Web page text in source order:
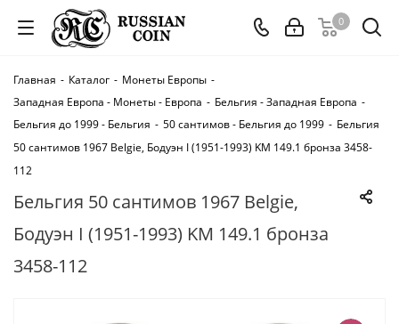
0
Главная - Каталог - Монеты Европы -
Западная Европа - Монеты - Европа - Бельгия - Западная Европа -
Бельгия до 1999 - Бельгия - 50 сантимов - Бельгия до 1999 - Бельгия
50 сантимов 1967 Belgie, Бодуэн I (1951-1993) KM 149.1 бронза 3458-
112
Бельгия 50 сантимов 1967 Belgie,
Бодуэн I (1951-1993) KM 149.1 бронза
3458-112